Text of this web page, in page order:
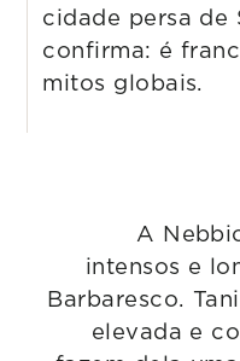
cidade persa de
confirma: é
mitos globais.
A
intensos e
Barbaresco.
elevada e